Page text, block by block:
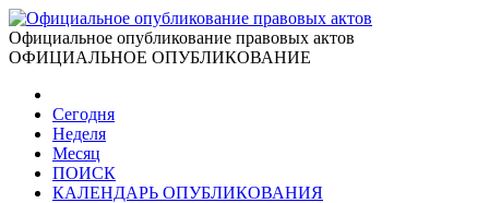
Официальное опубликование правовых актов
ОФИЦИАЛЬНОЕ ОПУБЛИКОВАНИЕ
Сегодня
Неделя
Месяц
ПОИСК
КАЛЕНДАРЬ ОПУБЛИКОВАНИЯ